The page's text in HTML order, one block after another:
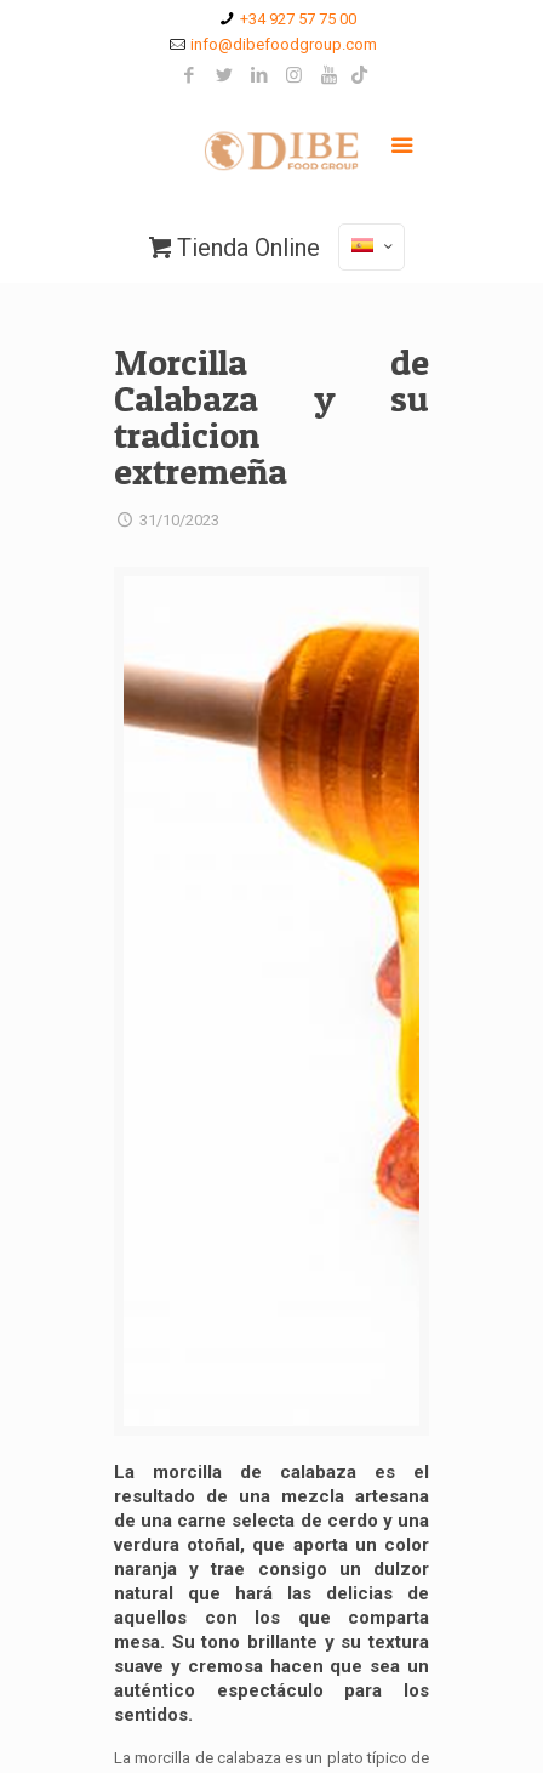
+34 927 57 75 00
info@dibefoodgroup.com
Tienda Online
Morcilla de
Calabaza y su
tradicion
extremeña
31/10/2023
La morcilla de calabaza es el
resultado de una mezcla artesana
de una carne selecta de cerdo y una
verdura otoñal, que aporta un color
naranja y trae consigo un dulzor
natural que hará las delicias de
aquellos con los que comparta
mesa. Su tono brillante y su textura
suave y cremosa hacen que sea un
auténtico espectáculo para los
sentidos.
La morcilla de calabaza es un plato típico de